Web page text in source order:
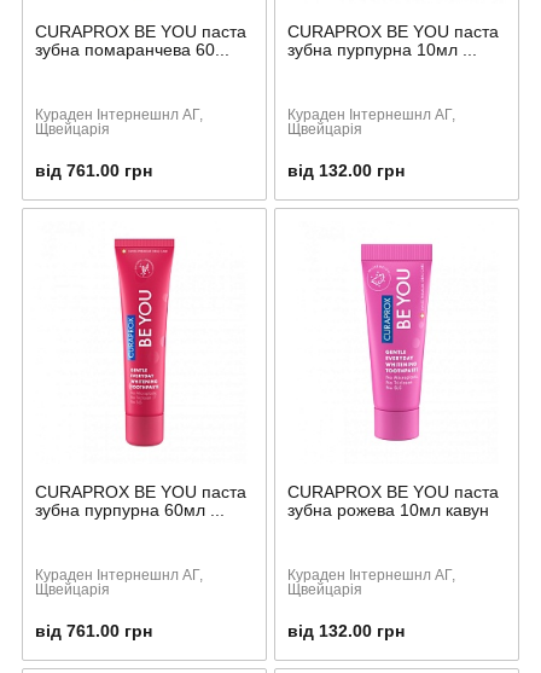
CURAPROX BE YOU паста
зубна помаранчева 60...
Кураден Інтернешнл АГ,
Щвейцарія
від 761.00 грн
CURAPROX BE YOU паста
зубна пурпурна 10мл ...
Кураден Інтернешнл АГ,
Щвейцарія
від 132.00 грн
CURAPROX BE YOU паста
зубна пурпурна 60мл ...
Кураден Інтернешнл АГ,
Щвейцарія
від 761.00 грн
CURAPROX BE YOU паста
зубна рожева 10мл кавун
Кураден Інтернешнл АГ,
Щвейцарія
від 132.00 грн